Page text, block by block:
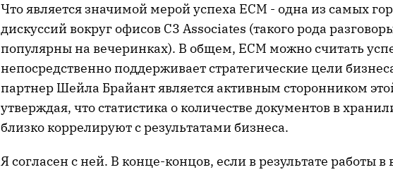
Что является значимой мерой успеха ECM - одна из самых
дискуссий вокруг офисов C3 Associates (такого рода
популярны на вечеринках). В общем, ECM можно считать
непосредственно поддерживает стратегические цели
партнер Шейла Брайант является активным сторонником
утверждая, что статистика о количестве документов в
близко коррелируют с результатами бизнеса.
Я согласен с ней. В конце-концов, если в результате работы в